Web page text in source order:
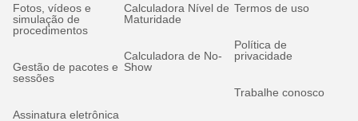
Fotos, vídeos e
simulação de
procedimentos
Gestão de pacotes e
sessões
Assinatura eletrônica
Calculadora Nível de
Maturidade
Calculadora de No-
Show
Termos de uso
Política de
privacidade
Trabalhe conosco